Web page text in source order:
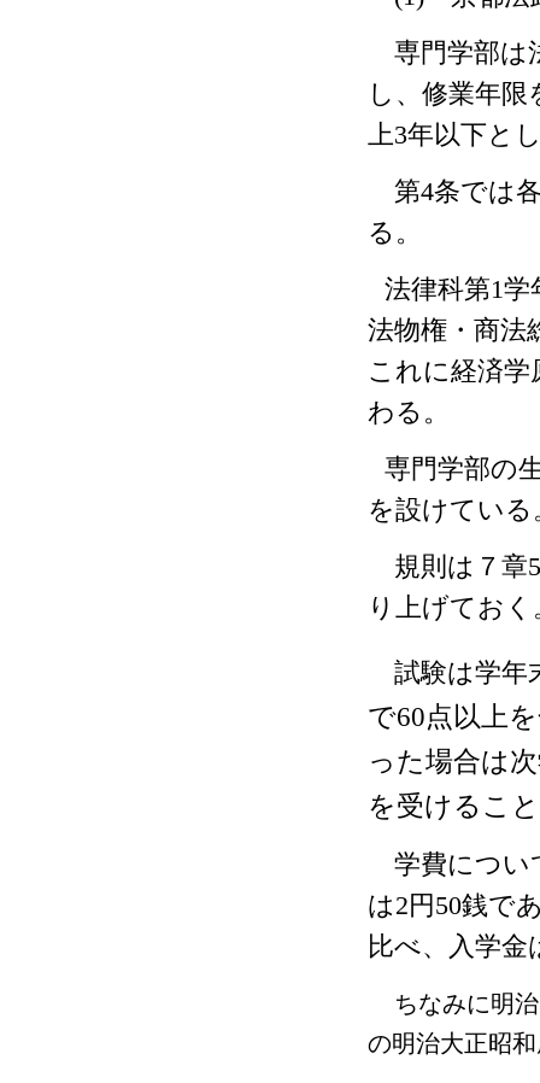
専門学部は
し、修業年限
上3年以下と
第4条では
る。
法律科第1学
法物権・商法
これに経済学
わる。
専門学部の
を設けている
規則は７章
り上げておく
試験は学年
で60点以上
った場合は
を受けるこ
学費につい
は2 円 50銭で
比べ、入学
ちなみに明治
の明治大正昭